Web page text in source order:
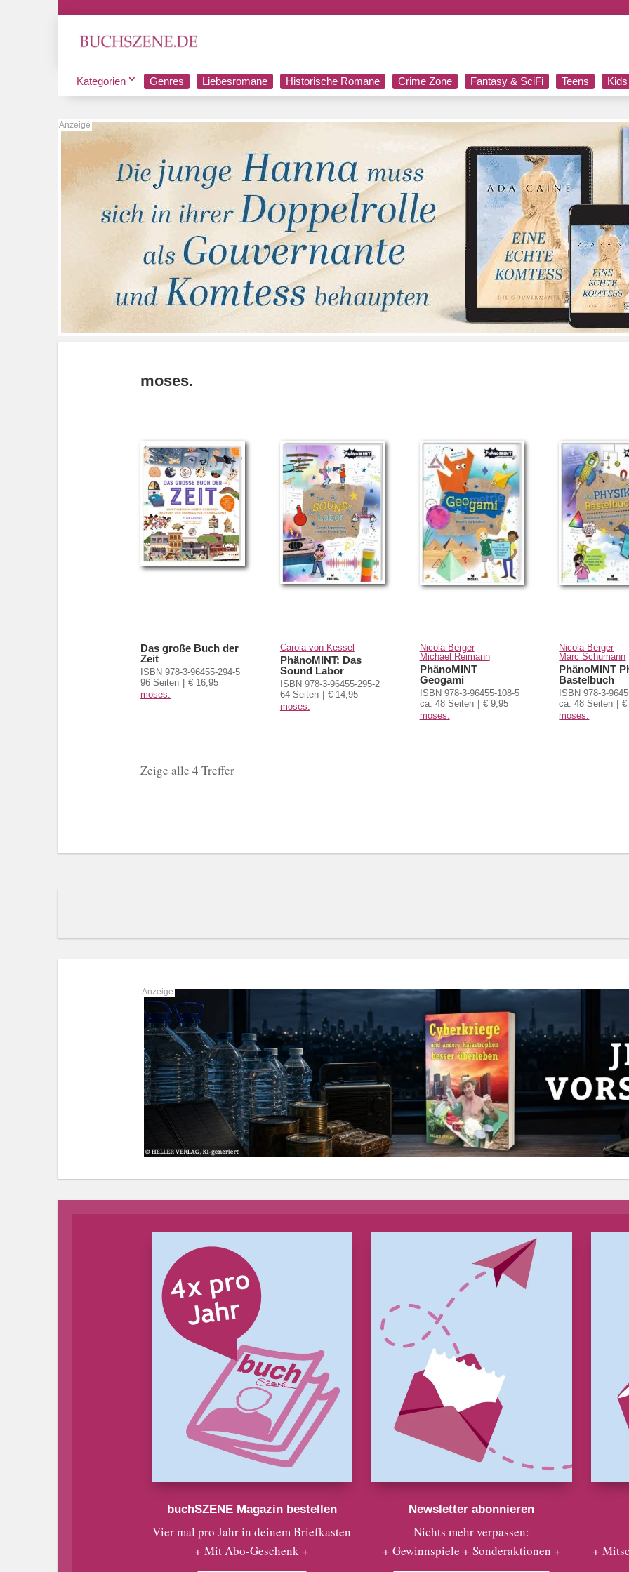
Kategorien Genres Liebesromane Historische Romane Crime Zone Fantasy & SciFi Teens Kids
moses.
Das große Buch der
Zeit
ISBN 978-3-96455-294-5
96 Seiten
€ 16,95
moses.
Carola von Kessel
PhänoMINT: Das
Sound Labor
ISBN 978-3-96455-295-2
64 Seiten
€ 14,95
moses.
Nicola Berger
Michael Reimann
PhänoMINT
Geogami
ISBN 978-3-96455-108-5
ca. 48 Seiten
€ 9,95
moses.
Nicola Berger
Marc Schumann
PhänoMINT
Bastelbuch
ISBN 978-3-
ca. 48 Seiten
€
moses.
Zeige alle 4 Treffer
buchSZENE Magazin bestellen
Vier mal pro Jahr in deinem Briefkasten
+ Mit Abo-Geschenk +
Newsletter abonnieren
Nichts mehr verpassen:
+ Gewinnspiele + Sonderaktionen +
+